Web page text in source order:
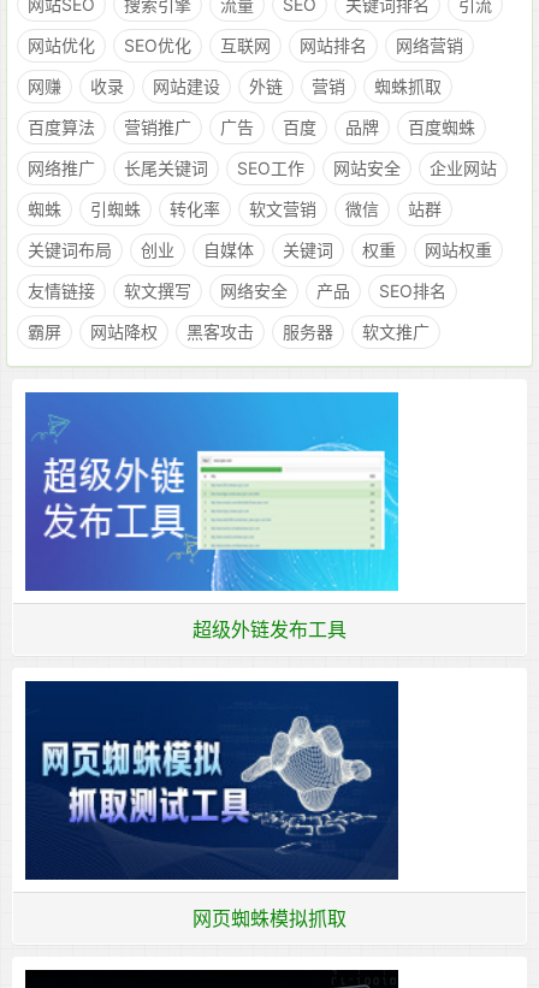
网站SEO 搜索引擎 流量 SEO 关键词排名
引流
网站优化
SEO优化 互联网 网站排名
网络营销
网赚
收录 网站建设 外链 营销
蜘蛛抓取
百度算法
营销推广 广告 百度 品牌
百度蜘蛛
网络推广
长尾关键词 SEO工作 网站安全
企业网站
蜘蛛
引蜘蛛 转化率 软文营销 微信
站群
关键词布局
创业 自媒体 关键词 权重
网站权重
友情链接
软文撰写 网络安全 产品
SEO排名
霸屏
网站降权 黑客攻击 服务器 软文推广
超级外链发布工具
网页蜘蛛模拟抓取